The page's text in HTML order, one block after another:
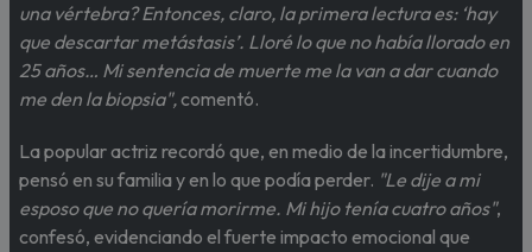
una vértebra? Entonces, claro, la primera lectura es: ‘hay
que descartar metástasis’. Lloré lo que no había llorado en
25 años… Mi sentencia de muerte me la van a dar cuando
me den la biopsia",comentó.
La popular actriz recordó que, en medio de la incertidumbre,
pensó en su familia y en lo que podía perder. "Le dije a mi
esposo que no quería morirme. Mi hijo tenía cuatro años",
confesó, evidenciando el fuerte impacto emocional que